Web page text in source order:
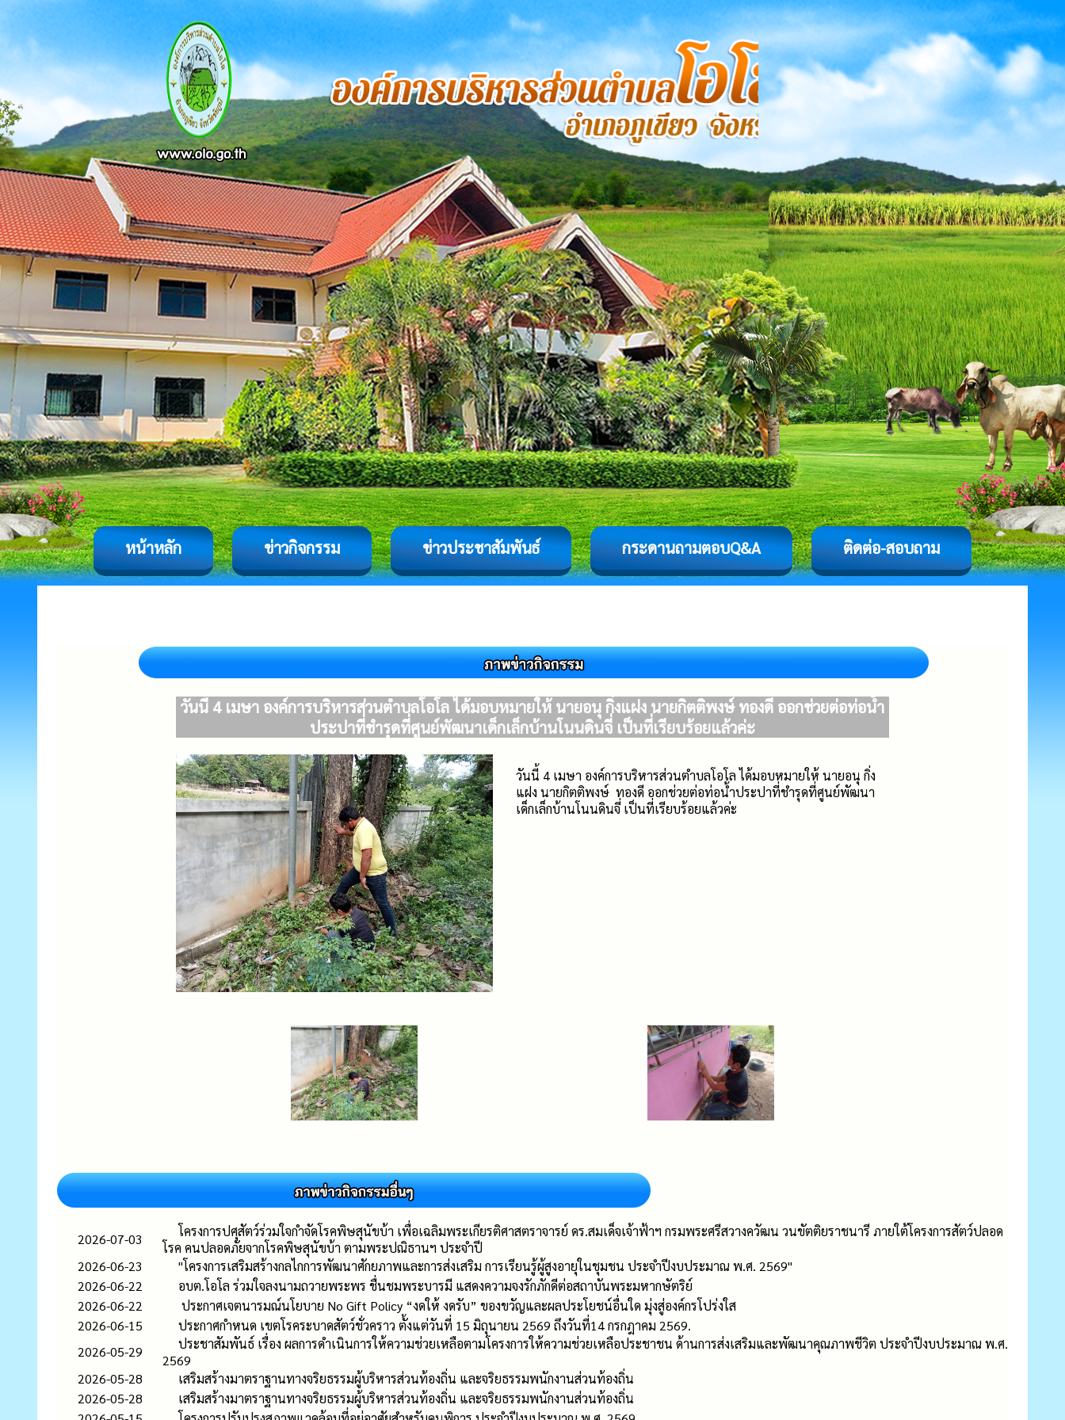
หน้าหลัก ข่าวกิจกรรม ข่าวประชาสัมพันธ์ กระดานถามตอบQ&A ติดต่อ-สอบถาม
วันนี้ 4 เมษา องค์การบริหารส่วนตำบลโอโล ได้มอบหมายให้ นายอนุ กิ่งแฝง นายกิตติพงษ์ ทองดี ออกช่วยต่อท่อน้ำ
ประปาที่ชำรุดที่ศูนย์พัฒนาเด็กเล็กบ้านโนนดินจี่ เป็นที่เรียบร้อยแล้วค่ะ
วันนี้ 4 เมษา องค์การบริหารส่วนตำบลโอโล ได้มอบหมายให้ นายอนุ กิ่ง
แฝง นายกิตติพงษ์ ทองดี ออกช่วยต่อท่อน้ำประปาที่ชำรุดที่ศูนย์พัฒนา
เด็กเล็กบ้านโนนดินจี่ เป็นที่เรียบร้อยแล้วค่ะ
2026-07-03
โครงการปศุสัตว์ร่วมใจกำจัดโรคพิษสุนัขบ้า เพื่อเฉลิมพระเกียรติศาสตราจารย์ ดร.สมเด็จเจ้าฟ้าฯ กรมพระศรีสวางควัฒน วนขัตติยราชนารี ภายใต้โครงการสัตว์ปลอด
โรค คนปลอดภัยจากโรคพิษสุนัขบ้า ตามพระปณิธานฯ ประจำปี
2026-06-23
"โครงการเสริมสร้างกลไกการพัฒนาศักยภาพและการส่งเสริม การเรียนรู้ผู้สูงอายุในชุมชน ประจำปีงบประมาณ พ.ศ. 2569"
2026-06-22
อบต.โอโล ร่วมใจลงนามถวายพระพร ชื่นชมพระบารมี แสดงความจงรักภักดีต่อสถาบันพระมหากษัตริย์
2026-06-22
ประกาศเจตนารมณ์นโยบาย No Gift Policy “งดให้ งดรับ” ของขวัญและผลประโยชน์อื่นใด มุ่งสู่องค์กรโปร่งใส
2026-06-15
ประกาศกำหนด เขตโรคระบาดสัตว์ชั่วคราว ตั้งแต่วันที่ 15 มิถุนายน 2569 ถึงวันที่14 กรกฎาคม 2569.
2026-05-29
ประชาสัมพันธ์ เรื่อง ผลการดำเนินการให้ความช่วยเหลือตามโครงการให้ความช่วยเหลือประชาชน ด้านการส่งเสริมและพัฒนาคุณภาพชีวิต ประจำปีงบประมาณ พ.ศ.
2569
2026-05-28
เสริมสร้างมาตราฐานทางจริยธรรมผู้บริหารส่วนท้องถิ่น และจริยธรรมพนักงานส่วนท้องถิ่น
2026-05-28
เสริมสร้างมาตราฐานทางจริยธรรมผู้บริหารส่วนท้องถิ่น และจริยธรรมพนักงานส่วนท้องถิ่น